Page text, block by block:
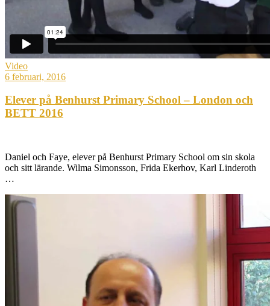
Video
6 februari, 2016
Elever på Benhurst Primary School – London och
BETT 2016
Daniel och Faye, elever på Benhurst Primary School om sin skola
och sitt lärande. Wilma Simonsson, Frida Ekerhov, Karl Linderoth
…